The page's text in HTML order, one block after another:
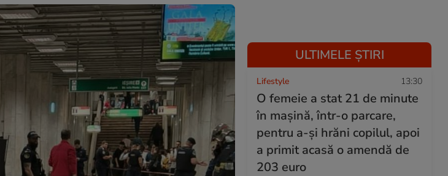
ULTIMELE ȘTIRI
Lifestyle 13:30
O femeie a stat 21 de minute
în mașină, într-o parcare,
pentru a-și hrăni copilul, apoi
a primit acasă o amendă de
203 euro